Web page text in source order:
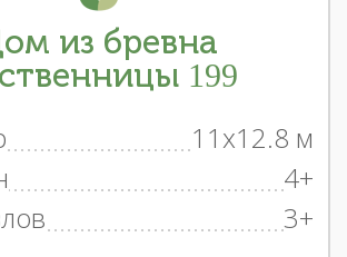
из бревна
199
11x12.8 м
4+
3+